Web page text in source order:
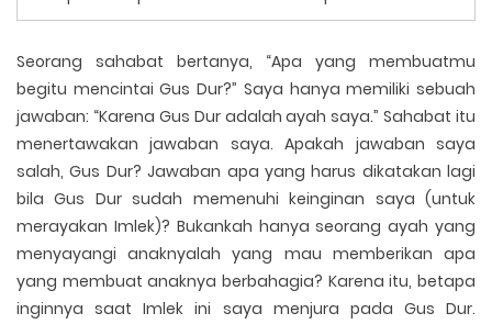
Seorang sahabat bertanya, “Apa yang membuatmu
begitu mencintai Gus Dur?” Saya hanya memiliki sebuah
jawaban: “Karena Gus Dur adalah ayah saya.” Sahabat itu
menertawakan jawaban saya. Apakah jawaban saya
salah, Gus Dur? Jawaban apa yang harus dikatakan lagi
bila Gus Dur sudah memenuhi keinginan saya (untuk
merayakan Imlek)? Bukankah hanya seorang ayah yang
menyayangi anaknyalah yang mau memberikan apa
yang membuat anaknya berbahagia? Karena itu, betapa
inginnya saat Imlek ini saya menjura pada Gus Dur.